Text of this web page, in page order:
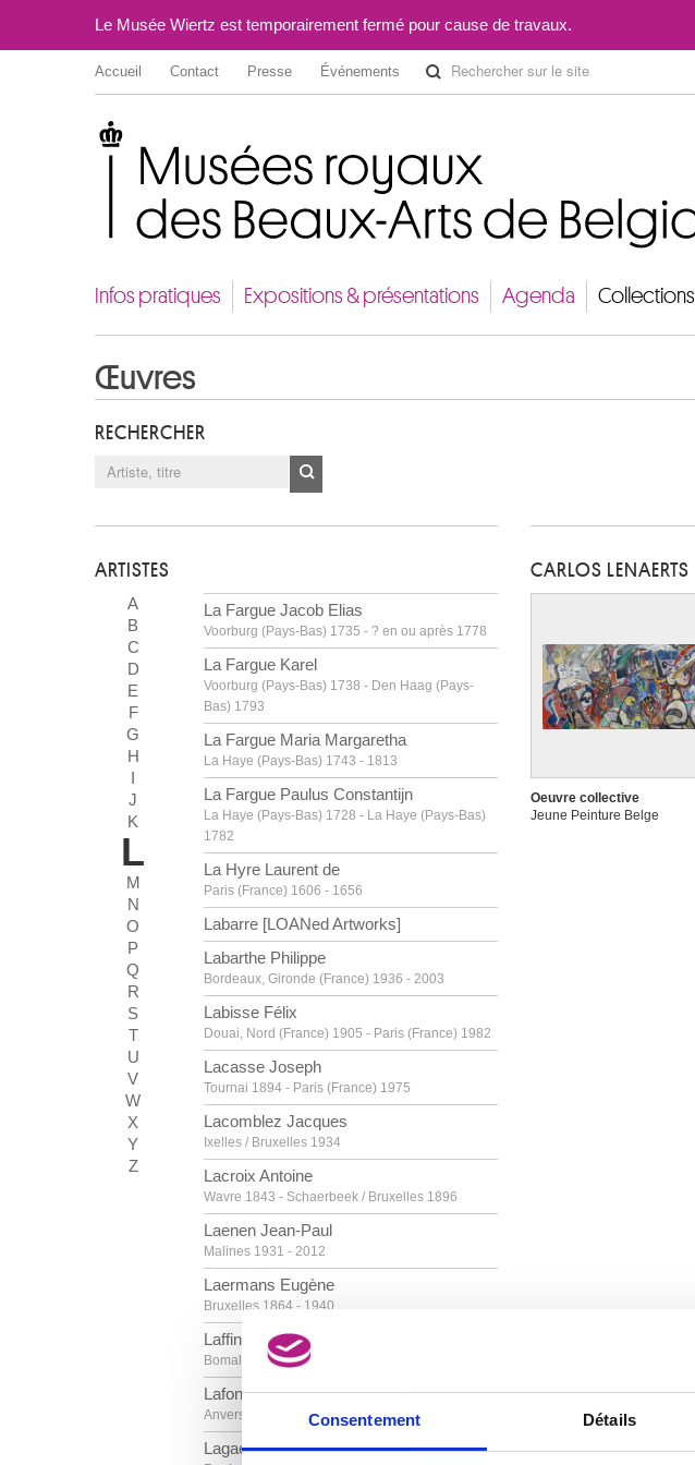
Consentement Détails
Le Musée Wiertz est temporairement fermé pour cause de travaux.
Accueil Contact Presse Événements
Infos pratiques Expositions & présentations Agenda Collections
Œuvres
RECHERCHER
ARTISTES
A
B
C
D
E
F
G
H
I
J
K
L
M
N
O
P
Q
R
S
T
U
V
W
X
Y
Z
La Fargue Jacob Elias
Voorburg (Pays-Bas) 1735 - ? en ou après 1778
La Fargue Karel
Voorburg (Pays-Bas) 1738 - Den Haag (Pays-
Bas) 1793
La Fargue Maria Margaretha
La Haye (Pays-Bas) 1743 - 1813
La Fargue Paulus Constantijn
La Haye (Pays-Bas) 1728 - La Haye (Pays-Bas)
1782
La Hyre Laurent de
Paris (France) 1606 - 1656
Labarre [LOANed Artworks]
Labarthe Philippe
Bordeaux, Gironde (France) 1936 - 2003
Labisse Félix
Douai, Nord (France) 1905 - Paris (France) 1982
Lacasse Joseph
Tournai 1894 - Paris (France) 1975
Lacomblez Jacques
Ixelles / Bruxelles 1934
Lacroix Antoine
Wavre 1843 - Schaerbeek / Bruxelles 1896
Laenen Jean-Paul
Malines 1931 - 2012
Laermans Eugène
Bruxelles 1864 - 1940
Laffineur Marc
Bomal / Durbuy 1940
Lafontaine Marie-Jo
Anvers 1950
Lagae Jules
CARLOS LENAERTS
Oeuvre collective
Jeune Peinture Belge